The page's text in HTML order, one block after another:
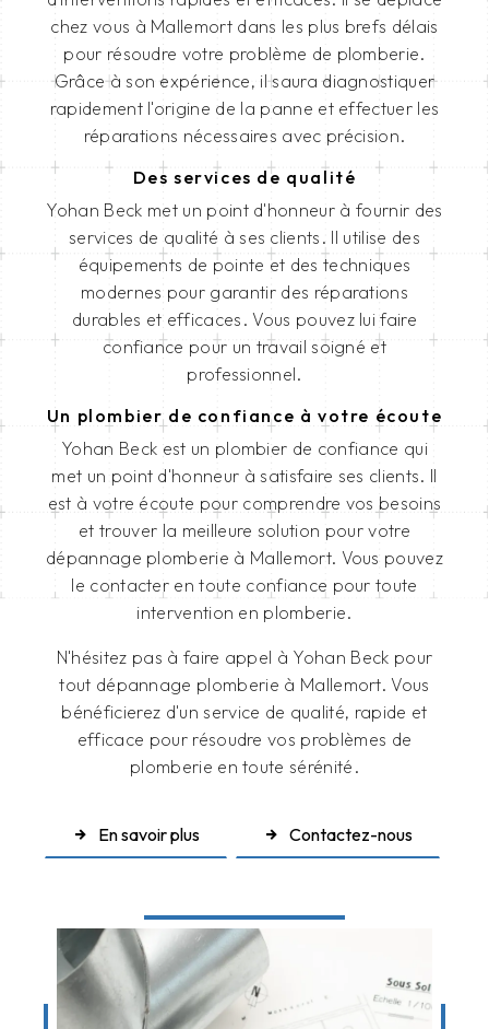
chez vous à Mallemort dans les plus brefs délais
pour résoudre votre problème de plomberie.
Grâce à son expérience, il saura diagnostiquer
rapidement l'origine de la panne et effectuer les
réparations nécessaires avec précision.
Des services de qualité
Yohan Beck met un point d'honneur à fournir des
services de qualité à ses clients. Il utilise des
équipements de pointe et des techniques
modernes pour garantir des réparations
durables et efficaces. Vous pouvez lui faire
confiance pour un travail soigné et
professionnel.
Un plombier de confiance à votre écoute
Yohan Beck est un plombier de confiance qui
met un point d'honneur à satisfaire ses clients. Il
est à votre écoute pour comprendre vos besoins
et trouver la meilleure solution pour votre
dépannage plomberie à Mallemort. Vous pouvez
le contacter en toute confiance pour toute
intervention en plomberie.
N'hésitez pas à faire appel à Yohan Beck pour
tout dépannage plomberie à Mallemort. Vous
bénéficierez d'un service de qualité, rapide et
efficace pour résoudre vos problèmes de
plomberie en toute sérénité.
En savoir plus Contactez-nous